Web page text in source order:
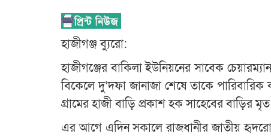
হাজীগঞ্জ ব্যুরো:
হাজীগঞ্জের বাকিলা ইউনিয়নের সাবেক
বিকেলে দু’দফা জানাজা শেষে তাকে
গ্রামের হাজী বাড়ি প্রকাশ হক সাহেবের বাড়ির
এর আগে এদিন সকালে রাজধানীর জাতীয়